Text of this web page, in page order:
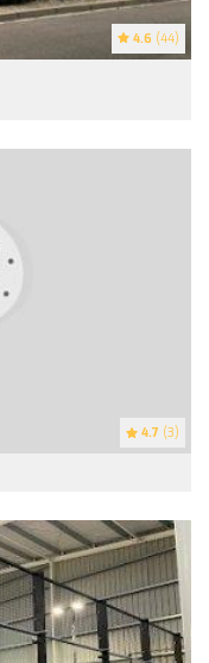
4.6 (44)
4.7 (3)